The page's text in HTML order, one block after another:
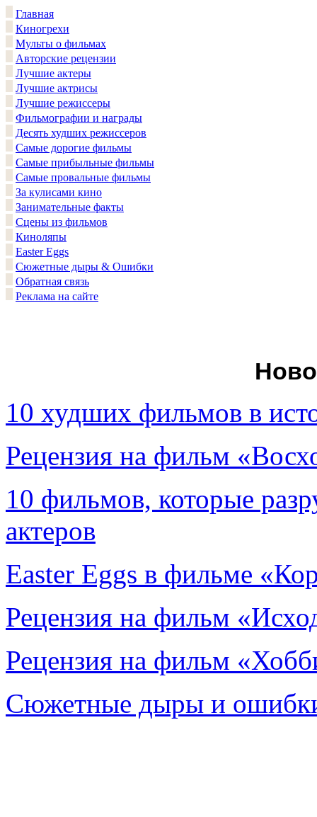
Главная
Киногрехи
Мульты о фильмах
Авторские рецензии
Лучшие актеры
Лучшие актрисы
Лучшие режиссеры
Фильмографии и награды
Десять худших режиссеров
Самые дорогие фильмы
Самые прибыльные фильмы
Самые провальные фильмы
За кулисами кино
Занимательные факты
Сцены из фильмов
Киноляпы
Easter Eggs
Сюжетные дыры & Ошибки
Обратная связь
Реклама на сайте
10 худших фильмов в
Рецензия на фильм
10 фильмов, которые
актеров
Easter Eggs в фильме
Рецензия на фильм
Рецензия на фильм
Сюжетные дыры и